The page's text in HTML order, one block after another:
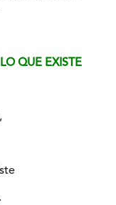
QUE EXISTE